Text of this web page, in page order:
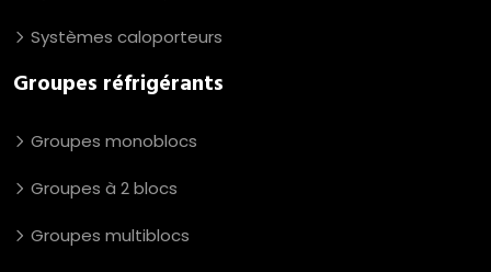
Systèmes caloporteurs
Groupes réfrigérants
Groupes monoblocs
Groupes à 2 blocs
Groupes multiblocs